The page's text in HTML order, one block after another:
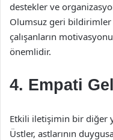
destekler ve
Olumsuz geri
çalışanların
önemlidir.
4. Empati
Etkili iletişimin bir diğer
Üstler, astlarının